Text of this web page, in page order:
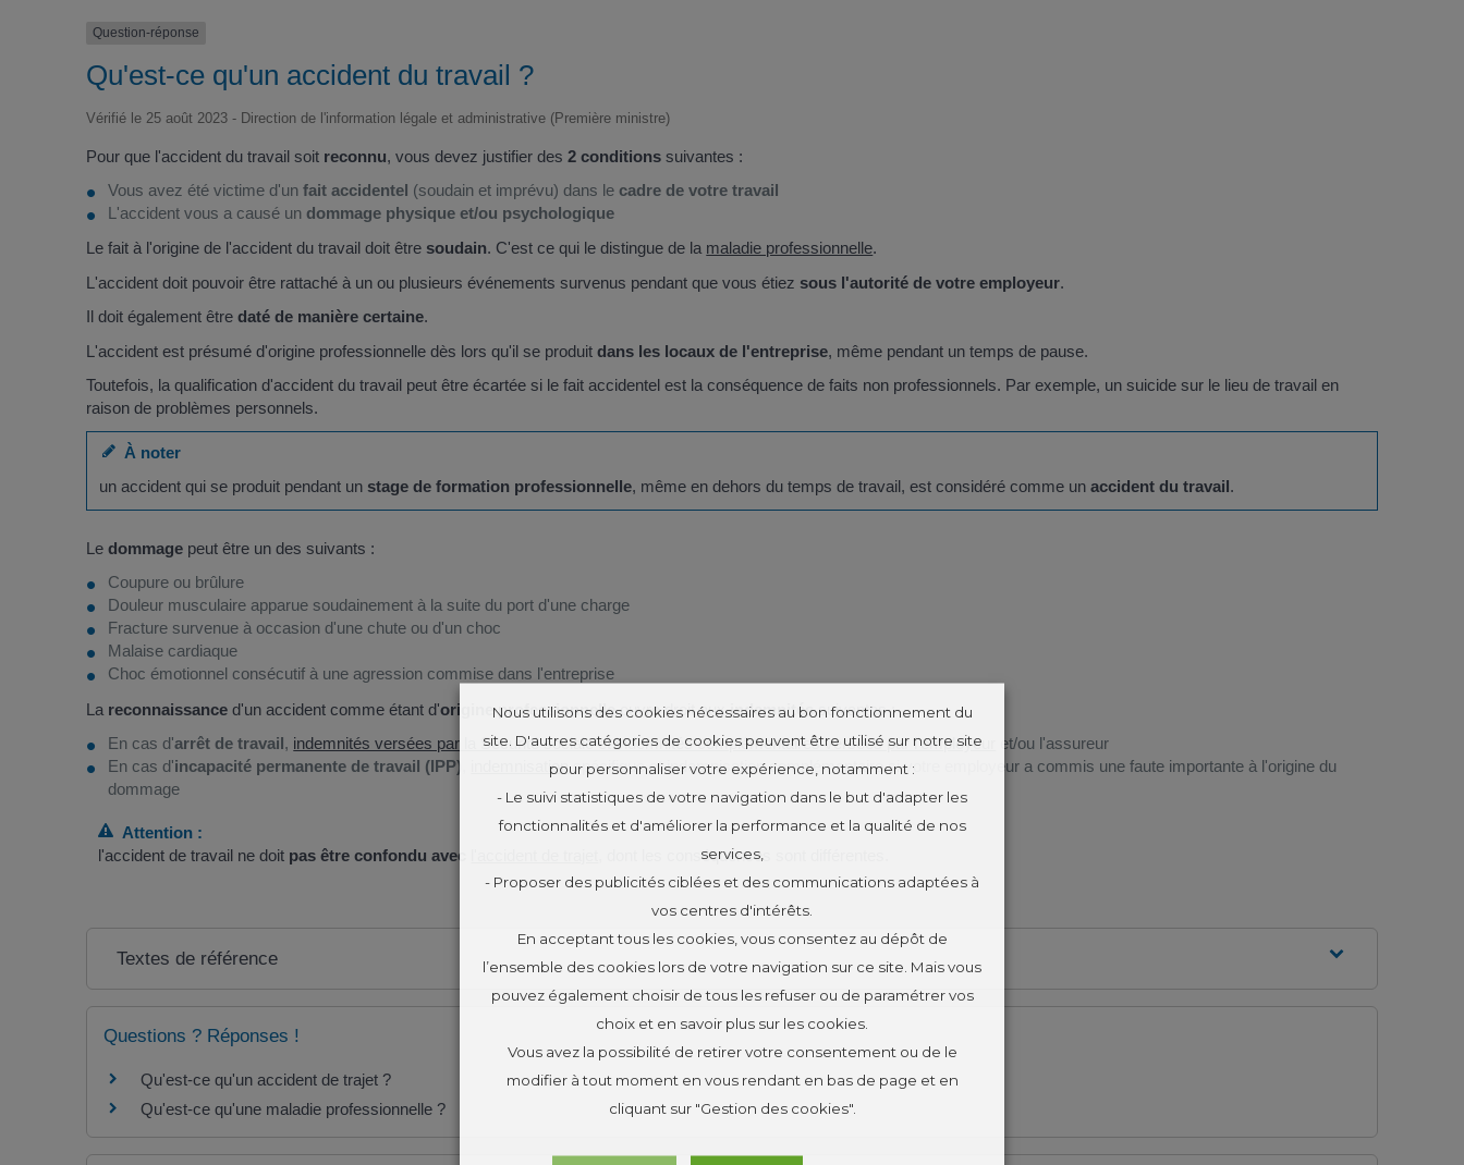
Question-réponse
Qu'est-ce qu'un accident du travail ?
Vérifié le 25 août 2023 - Direction de l'information légale et administrative (Première ministre)
Pour que l'accident du travail soit reconnu, vous devez justifier des2 conditions suivantes :
Vous avez été victime d'unfait accidentel (soudain et imprévu) dans le cadre de votre travail
L'accident vous a causé un dommage physique et/ou psychologique
Le fait à l'origine de l'accident du travail doit être soudain. C'est ce qui le distingue de la maladie professionnelle.
L'accident doit pouvoir être rattaché à un ou plusieurs événements survenus pendant que vous étiez sous l'autorité de votre employeur.
Il doit également êtredaté de manière certaine.
L'accident est présumé d'origine professionnelle dès lors qu'il se produitdans les locaux de l'entreprise, même pendant un temps de pause.
Toutefois, la qualification d'accident du travail peut être écartée si le fait accidentel est la conséquence de faits non professionnels. Par exemple, un suicide sur le lieu de travail en
raison de problèmes personnels.
À noter
un accident qui se produit pendant un stage de formation professionnelle, même en dehors du temps de travail, est considéré comme unaccident du travail.
Ledommage peut être un des suivants :
Coupure ou brûlure
Douleur musculaire apparue soudainement à la suite du port d'une charge
Fracture survenue à occasion d'une chute ou d'un choc
Malaise cardiaque
Choc émotionnel consécutif à une agression commise dans l'entreprise
La reconnaissance d'un accident comme étant d'origine professionnelleouvre droit auxindemnitéssuivantes :
En cas d'arrêt de travail, indemnités versées par la Sécurité sociale et indemnités complémentaires versées par l'employeur
et/ou l'assureur
En cas d'incapacité permanente de travail (IPP) indemnisationspécifique et indemnisation complémentaire si votre employeur a commis une faute importante à l'origine du
dommage
Attention :
l'accident de travail ne doit pas être confondu avec , dont les conséquences sont différentes.
Textes de référence
Questions ? Réponses !
Qu'est-ce qu'un accident de trajet ?
Qu'est-ce qu'une maladie professionnelle ?
Nous utilisons des cookies nécessaires au bon fonctionnement du
site. D'autres catégories de cookies peuvent être utilisé sur notre site
pour personnaliser votre expérience, notamment :
- Le suivi statistiques de votre navigation dans le but d'adapter les
fonctionnalités et d'améliorer la performance et la qualité de nos
services,
- Proposer des publicités ciblées et des communications adaptées à
vos centres d'intérêts.
En acceptant tous les cookies, vous consentez au dépôt de
l’ensemble des cookies lors de votre navigation sur ce site. Mais vous
pouvez également choisir de tous les refuser ou de paramétrer vos
choix et en savoir plus sur les cookies.
Vous avez la possibilité de retirer votre consentement ou de le
modifier à tout moment en vous rendant en bas de page et en
cliquant sur "Gestion des cookies".